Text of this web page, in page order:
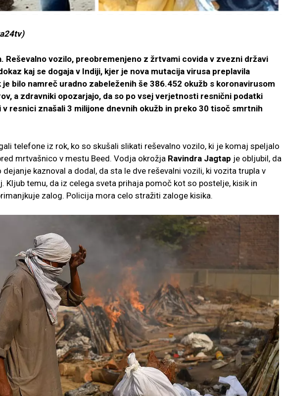
Reševalno vozilo, preobremenjeno z žrtvami covida v zvezni državi
kaj se dogaja v Indiji, kjer je nova mutacija virusa preplavila
bilo namreč uradno zabeleženih še 386.452 okužb s koronavirusom
a zdravniki opozarjajo, da so po vsej verjetnosti resnični podatki
resnici znašali 3 milijone dnevnih okužb in preko 30 tisoč smrtnih
telefone iz rok, ko so skušali slikati reševalno vozilo, ki je komaj speljalo
mrtvašnico v mestu Beed. Vodja okrožja Ravindra Jagtap je obljubil, da
kaznoval a dodal, da sta le dve reševalni vozili, ki vozita trupla v
Kljub temu, da iz celega sveta prihaja pomoč kot so postelje, kisik in
zalog. Policija mora celo stražiti zaloge kisika.